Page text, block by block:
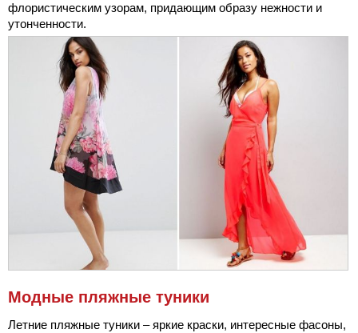
флористическим узорам, придающим образу нежности и
утонченности.
Модные пляжные туники
Летние пляжные туники – яркие краски, интересные фасоны,